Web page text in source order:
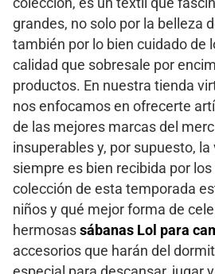
grandes, no solo por la belleza
también por lo bien cuidado de
calidad que sobresale por
productos. En nuestra tienda
nos enfocamos en ofrecerte
de las mejores marcas del
insuperables y, por supuesto, la
siempre es bien recibida por
colección de esta temporada
niños y qué mejor forma de
hermosas sábanas Lol para
accesorios que harán del